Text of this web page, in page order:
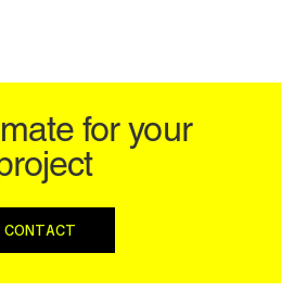
for your
CONTACT